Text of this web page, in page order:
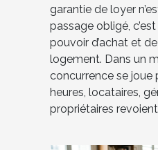
garantie de loyer
passage obligé,
pouvoir d’achat et
logement. Dans un
concurrence se joue
heures, locataires,
propriétaires revoient